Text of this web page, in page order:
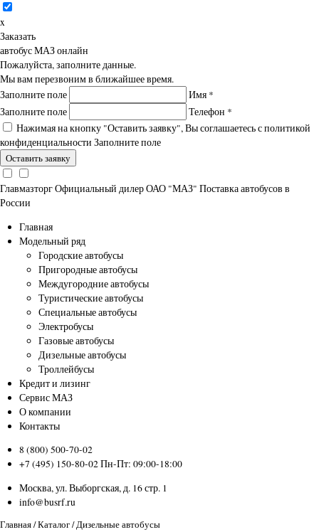
x
Заказать
автобус МАЗ онлайн
Пожалуйста, заполните данные.
Мы вам перезвоним в ближайшее время.
Заполните поле
Имя *
Заполните поле
Телефон *
Нажимая на кнопку "Оставить заявку", Вы соглашаетесь сполитикой
конфиденциальности Заполните поле
ГлавмазторгОфициальный дилер ОАО "МАЗ" Поставка автобусов в
России
Главная
Модельный ряд
Городские автобусы
Пригородные автобусы
Междугородние автобусы
Туристические автобусы
Специальные автобусы
Электробусы
Газовые автобусы
Дизельные автобусы
Троллейбусы
Кредит и лизинг
Сервис МАЗ
О компании
Контакты
8 (800) 500-70-02
+7 (495) 150-80-02Пн-Пт: 09:00-18:00
Москва, ул. Выборгская, д. 16 стр. 1
info@busrf.ru
Главная/Каталог/Дизельные автобусы